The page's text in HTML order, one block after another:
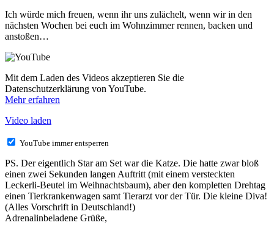
Ich würde mich freuen, wenn ihr uns zulächelt, wenn wir in den
nächsten Wochen bei euch im Wohnzimmer rennen, backen und
anstoßen…
Mit dem Laden des Videos akzeptieren Sie die
Datenschutzerklärung von YouTube.
Mehr erfahren
Video laden
YouTube immer entsperren
PS. Der eigentlich Star am Set war die Katze. Die hatte zwar bloß
einen zwei Sekunden langen Auftritt (mit einem versteckten
Leckerli-Beutel im Weihnachtsbaum), aber den kompletten Drehtag
einen Tierkrankenwagen samt Tierarzt vor der Tür. Die kleine Diva!
(Alles Vorschrift in Deutschland!)
Adrenalinbeladene Grüße,